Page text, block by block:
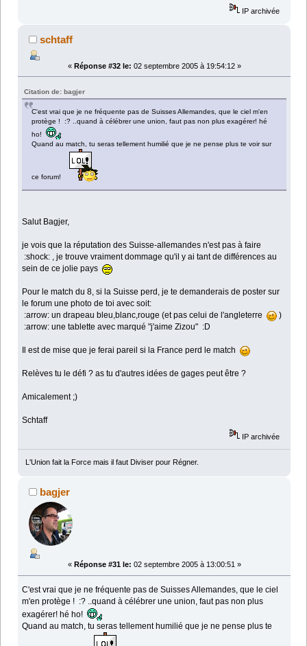
IP archivée
schtaff
« Réponse #32 le: 02 septembre 2005 à 19:54:12 »
Citation de: bagjer
C'est vrai que je ne fréquente pas de Suisses Allemandes, que le ciel m'en
protège ! :? ..quand à célébrer une union, faut pas non plus exagérer! hé
ho!
Quand au match, tu seras tellement humilié que je ne pense plus te voir sur
ce forum!
Salut Bagjer,
je vois que la réputation des Suisse-allemandes n'est pas à faire
:shock: , je trouve vraiment dommage qu'il y ai tant de différences au
sein de ce jolie pays
Pour le match du 8, si la Suisse perd, je te demanderais de poster sur
le forum une photo de toi avec soit:
:arrow: un drapeau bleu,blanc,rouge (et pas celui de l'angleterre
)
:arrow: une tablette avec marqué "j'aime Zizou" :D
Il est de mise que je ferai pareil si la France perd le match
Relèves tu le défi ? as tu d'autres idées de gages peut être ?
Amicalement ;)
Schtaff
IP archivée
L'Union fait la Force mais il faut Diviser pour Régner.
bagjer
« Réponse #31 le: 02 septembre 2005 à 13:00:51 »
C'est vrai que je ne fréquente pas de Suisses Allemandes, que le ciel
m'en protège ! :? ..quand à célébrer une union, faut pas non plus
exagérer! hé ho!
Quand au match, tu seras tellement humilié que je ne pense plus te